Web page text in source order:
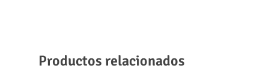
Productos relacionados